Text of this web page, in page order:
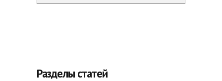
Разделы статей